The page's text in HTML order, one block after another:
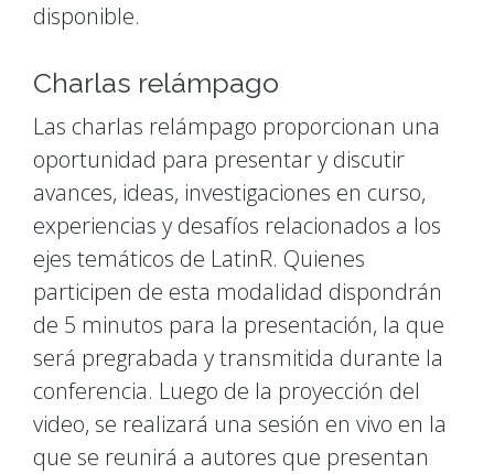
disponible.
Charlas relámpago
Las charlas relámpago proporcionan una
oportunidad para presentar y discutir
avances, ideas, investigaciones en curso,
experiencias y desafíos relacionados a los
ejes temáticos de LatinR. Quienes
participen de esta modalidad dispondrán
de 5 minutos para la presentación, la que
será pregrabada y transmitida durante la
conferencia. Luego de la proyección del
video, se realizará una sesión en vivo en la
que se reunirá a autores que presentan